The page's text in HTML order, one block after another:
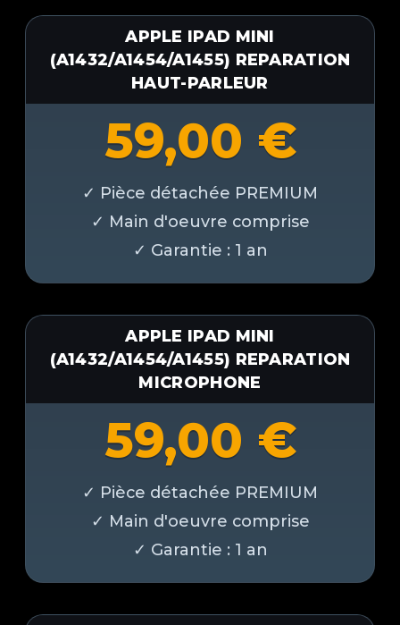
APPLE IPAD MINI
(A1432/A1454/A1455) REPARATION
HAUT-PARLEUR
59,00 €
APPLE IPAD MINI
(A1432/A1454/A1455) REPARATION
MICROPHONE
59,00 €